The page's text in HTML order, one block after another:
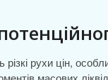
рухи цін,